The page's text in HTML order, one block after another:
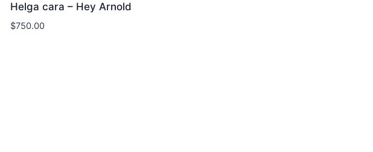
Helga cara – Hey Arnold
$750.00